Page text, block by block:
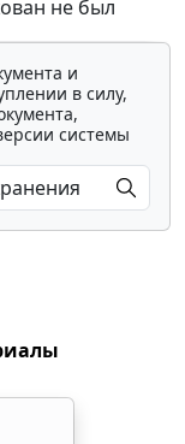
не был
и
в силу,
системы